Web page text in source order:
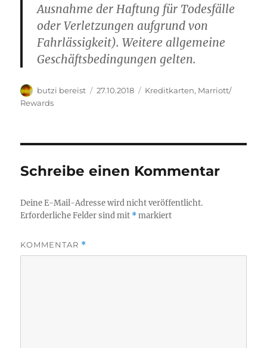
Ausnahme der Haftung für Todesfälle
oder Verletzungen aufgrund von
Fahrlässigkeit). Weitere allgemeine
Geschäftsbedingungen gelten.
Autor
butzi bereist
Veröffentlicht
27.10.2018 Kategorien
Kreditkarten, Marriott/
Rewards
Schreibe einen Kommentar
Deine E-Mail-Adresse wird nicht veröffentlicht.
Erforderliche Felder sind mit *markiert
KOMMENTAR *